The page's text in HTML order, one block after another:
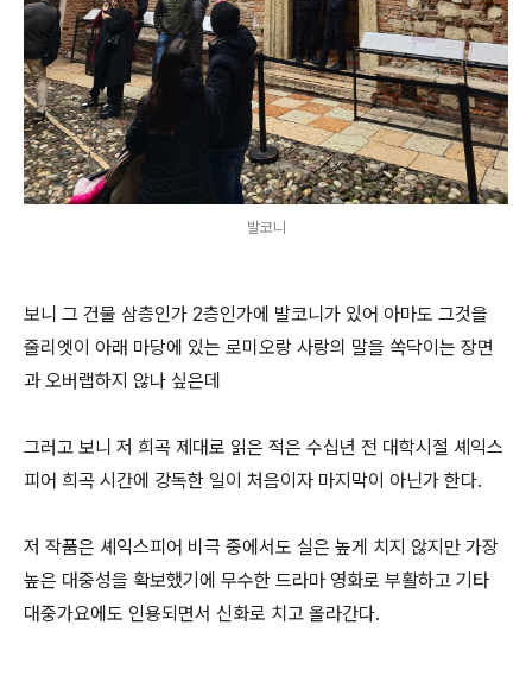
발코니
보니 그 건물 삼층인가 2층인가에 발코니가 있어 아마도 그것을
줄리엣이 아래 마당에 있는 로미오랑 사랑의 말을 쏙닥이는 장면
과 오버랩하지 않나 싶은데
그러고 보니 저 희곡 제대로 읽은 적은 수십년 전 대학시절 셰익스
피어 희곡 시간에 강독한 일이 처음이자 마지막이 아닌가 한다.
저 작품은 셰익스피어 비극 중에서도 실은 높게 치지 않지만 가장
높은 대중성을 확보했기에 무수한 드라마 영화로 부활하고 기타
대중가요에도 인용되면서 신화로 치고 올라간다.